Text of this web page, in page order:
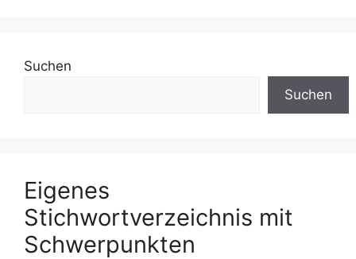
Suchen
Suchen
Eigenes
Stichwortverzeichnis mit
Schwerpunkten